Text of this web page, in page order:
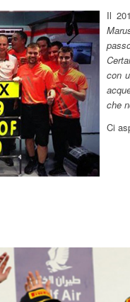
Il
con
che
Ci